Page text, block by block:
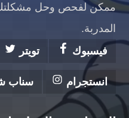
ممكن لفحص وحل مشكلتك
المدربة.
فيسبوك
تويتر
انستجرام سناب